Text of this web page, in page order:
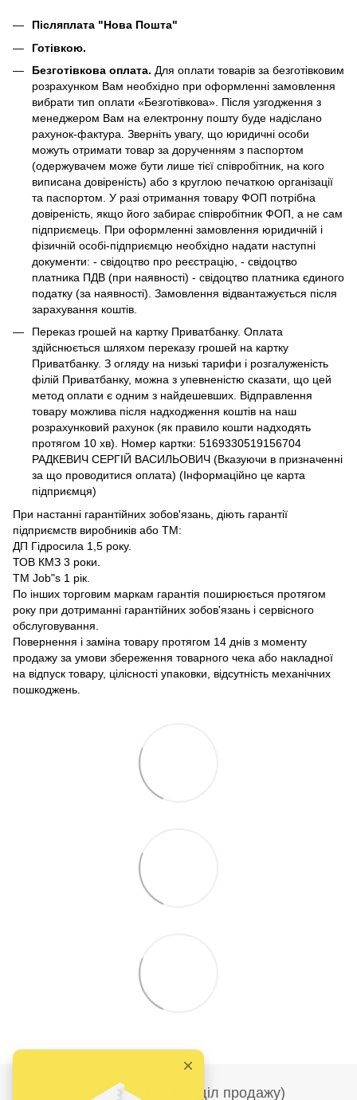
Післяплата "Нова Пошта"
Готівкою.
Безготівкова оплата. Для оплати товарів за безготівковим
розрахунком Вам необхідно при оформленні замовлення
вибрати тип оплати «Безготівкова». Після узгодження з
менеджером Вам на електронну пошту буде надіслано
рахунок-фактура. Зверніть увагу, що юридичні особи
можуть отримати товар за дорученням з паспортом
(одержувачем може бути лише тієї співробітник, на кого
виписана довіреність) або з круглою печаткою організації
та паспортом. У разі отримання товару ФОП потрібна
довіреність, якщо його забирає співробітник ФОП, а не сам
підприємець. При оформленні замовлення юридичній і
фізичній особі-підприємцю необхідно надати наступні
документи: - свідоцтво про реєстрацію, - свідоцтво
платника ПДВ (при наявності) - свідоцтво платника єдиного
податку (за наявності). Замовлення відвантажується після
зарахування коштів.
Переказ грошей на картку Приватбанку. Оплата
здійснюється шляхом переказу грошей на картку
Приватбанку. З огляду на низькі тарифи і розгалуженість
філій Приватбанку, можна з упевненістю сказати, що цей
метод оплати є одним з найдешевших. Відправлення
товару можлива після надходження коштів на наш
розрахунковий рахунок (як правило кошти надходять
протягом 10 хв). Номер картки: 5169330519156704
РАДКЕВИЧ СЕРГІЙ ВАСИЛЬОВИЧ (Вказуючи в призначенні
за що проводитися оплата) (Інформаційно це карта
підприємця)
При настанні гарантійних зобов'язань, діють гарантії
підприємств виробників або ТМ:
ДП Гідросила 1,5 року.
ТОВ КМЗ 3 роки.
ТМ Job"s 1 рік.
По інших торговим маркам гарантія поширюється протягом
року при дотриманні гарантійних зобов'язань і сервісного
обслуговування.
Повернення і заміна товару протягом 14 днів з моменту
продажу за умови збереження товарного чека або накладної
на відпуск товару, цілісності упаковки, відсутність механічних
пошкоджень.
+380986690186 (Відділ продажу)